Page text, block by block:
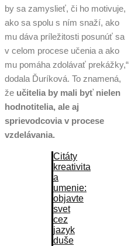
by sa zamyslieť, či ho motivuje,
ako sa spolu s ním snaží, ako
mu dáva príležitosti posunúť sa
v celom procese učenia a ako
mu pomáha zdolávať prekážky,“
dodala Ďuríková. To znamená,
že učitelia by mali byť nielen
hodnotitelia, ale aj
sprievodcovia v procese
vzdelávania.
Citáty
kreativita
a
umenie:
objavte
svet
cez
jazyk
duše